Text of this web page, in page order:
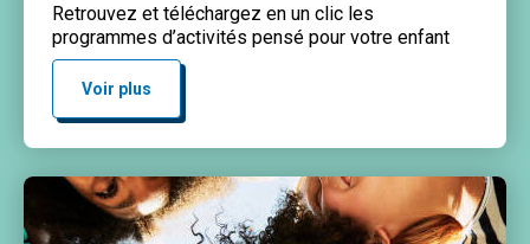
Retrouvez et téléchargez en un clic les
programmes d’activités pensé pour votre enfant
Voir plus